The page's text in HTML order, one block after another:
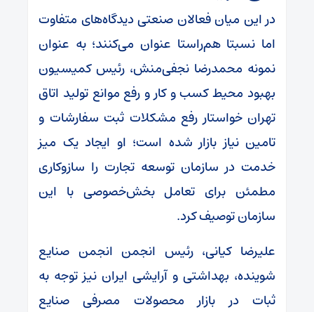
در این میان فعالان صنعتی دیدگاه‌های متفاوت
اما نسبتا هم‌راستا عنوان می‌کنند؛ به عنوان
نمونه محمدرضا نجفی‌منش، رئیس کمیسیون
بهبود محیط کسب و کار و رفع موانع تولید اتاق
تهران خواستار رفع مشکلات ثبت سفارشات و
تامین نیاز بازار شده است؛ او ایجاد یک میز
خدمت در سازمان توسعه تجارت را سازوکاری
مطمئن برای تعامل بخش‌خصوصی با این
سازمان توصیف کرد.
علیرضا کیانی، رئیس انجمن انجمن صنایع
شوینده، بهداشتی و آرایشی ایران نیز توجه به
ثبات در بازار محصولات مصرفی صنایع